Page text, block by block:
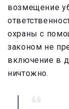
возмещение
охраны с
законом не
включение в
ничтожно.